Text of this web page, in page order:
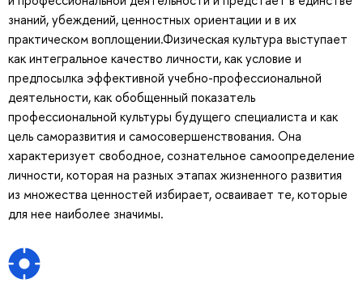
знаний, убеждений, ценностных ориентации и в их
практическом воплощении.Физическая культура выступает
как интегральное качество личности, как условие и
предпосылка эффективной учебно-профессиональной
деятельности, как обобщенный показатель
профессиональной культуры будущего специалиста и как
цель саморазвития и самосовершенствования. Она
характеризует свободное, сознательное самоопределение
личности, которая на разных этапах жизненного развития
из множества ценностей избирает, осваивает те, которые
для нее наиболее значимы.